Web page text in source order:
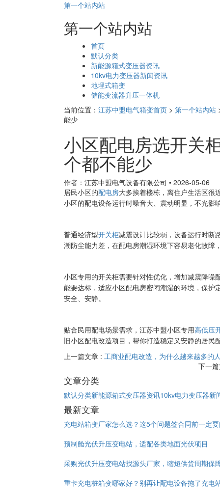
第一个站内站
第一个站内站
首页
默认分类
新能源箱式变压器资讯
10kv电力变压器新闻资讯
地埋式箱变
储能变流器升压一体机
当前位置： 江苏中盟电气箱变首页 > 第一个站内站
能少
小区配电房选开关
个都不能少
作者：江苏中盟电气设备有限公司 • 2026-05-06
居民小区的配电房大多挨着楼栋，离住户生活区很
小区的配电设备运行时噪音大、震动明显，不光影
普通经济型开关柜减震设计比较弱，设备运行时断
潮防尘能力差，在配电房潮湿环境下容易老化故障
小区专用的开关柜需要针对性优化，增加减震降噪
能要达标，适应小区配电房密闭潮湿的环境，保护
安全、安静。
贴合民用配电场景需求，江苏中盟小区专用高低压
旧小区配电改造项目，帮你打造稳定又安静的居民
上一篇文章 : 工商业配电改造，为什么越来越多的
下一
文章分类
默认分类新能源箱式变压器资讯10kv电力变压器新
最新文章
充电站箱变厂家怎么选？这5个问题签合同前一定
预制舱光伏升压变电站，适配各类地面光伏项目
采购光伏升压变电站找源头厂家，缩短供货周期保
重卡充电桩箱变哪家好？别再让配电设备拖了充电